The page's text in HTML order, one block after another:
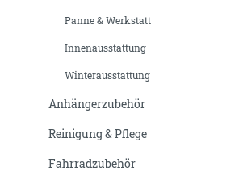
Panne & Werkstatt
Innenausstattung
Winterausstattung
Anhängerzubehör
Reinigung & Pflege
Fahrradzubehör